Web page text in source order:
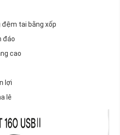
đệm tai bằng xốp
đáo
cao
lợi
lê